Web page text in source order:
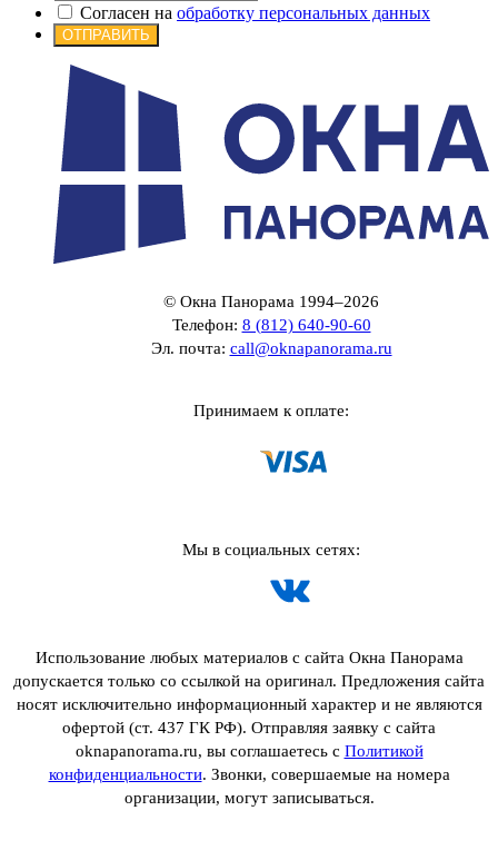
Согласен на обработку персональных данных
ОТПРАВИТЬ
© Окна Панорама 1994–2026
Телефон: 8 (812) 640-90-60
Эл. почта: call@oknapanorama.ru
Принимаем к оплате:
Мы в социальных сетях:
Использование любых материалов с сайта Окна Панорама
допускается только со ссылкой на оригинал. Предложения сайта
носят исключительно информационный характер и не являются
офертой (ст. 437 ГК РФ). Отправляя заявку с сайта
oknapanorama.ru, вы соглашаетесь с Политикой
конфиденциальности. Звонки, совершаемые на номера
организации, могут записываться.